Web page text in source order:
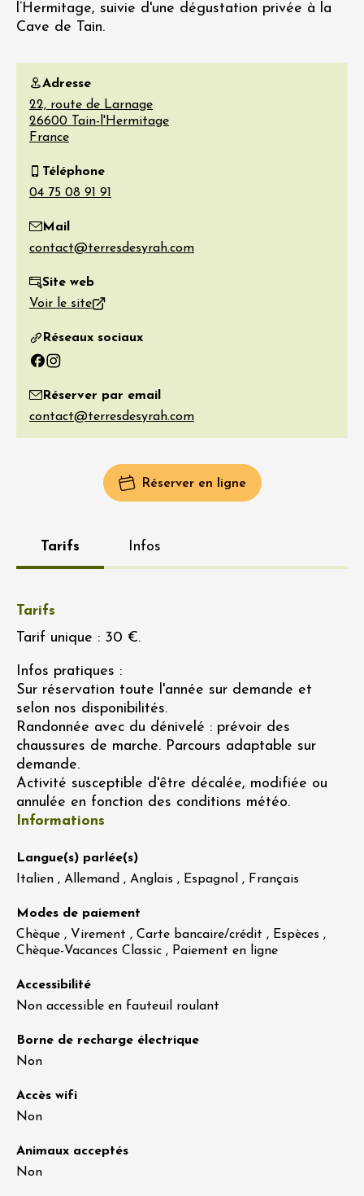
l’Hermitage, suivie d'une dégustation privée à la
Cave de Tain.
Adresse
22, route de Larnage
26600 Tain-l'Hermitage
France
Téléphone
Mail
Site web
Voir le site
Réseaux sociaux
Facebook
Instagram
Réserver par email
Réserver en ligne
Tarifs Infos
Tarifs
Tarif unique : 30 €.
Infos pratiques :
Sur réservation toute l'année sur demande et
selon nos disponibilités.
Randonnée avec du dénivelé : prévoir des
chaussures de marche. Parcours adaptable sur
demande.
Activité susceptible d'être décalée, modifiée ou
annulée en fonction des conditions météo.
Informations
Langue(s) parlée(s)
Italien , Allemand , Anglais , Espagnol , Français
Modes de paiement
Chèque , Virement , Carte bancaire/crédit , Espèces ,
Chèque-Vacances Classic , Paiement en ligne
Accessibilité
Non accessible en fauteuil roulant
Borne de recharge électrique
Non
Accès wifi
Non
Animaux acceptés
Non